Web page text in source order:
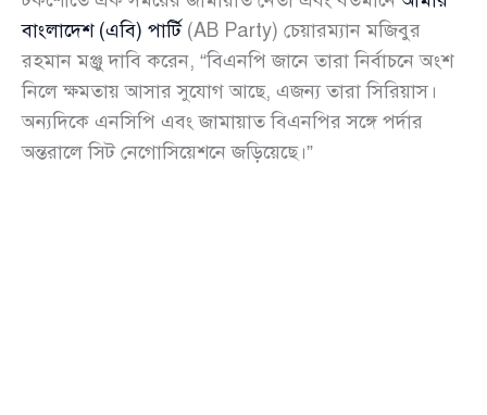
বাংলাদেশ (এবি) পার্টি(AB Party) চেয়ারম্যান মজিবুর
রহমান মঞ্জু দাবি করেন, “বিএনপি জানে তারা নির্বাচনে অংশ
নিলে ক্ষমতায় আসার সুযোগ আছে, এজন্য তারা সিরিয়াস।
অন্যদিকে এনসিপি এবং জামায়াত বিএনপির সঙ্গে পর্দার
অন্তরালে সিট নেগোসিয়েশনে জড়িয়েছে।”